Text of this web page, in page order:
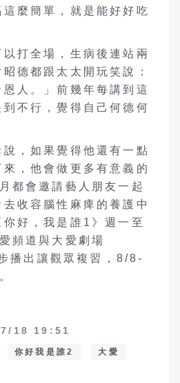
麼簡單，就是能好好吃
打全場，生病後連站兩
德都跟太太開玩笑說：
恩人。」前幾年每講到這
不行，覺得自己何德何
，如果覺得他還有一點
，他會做更多有意義的
都會邀請藝人朋友一起
收容腦性麻痺的養護中
好，我是誰1》週一至
頻道與大愛劇場
播出讓觀眾複習，8/8-
18 19:51
你好我是誰2 大愛